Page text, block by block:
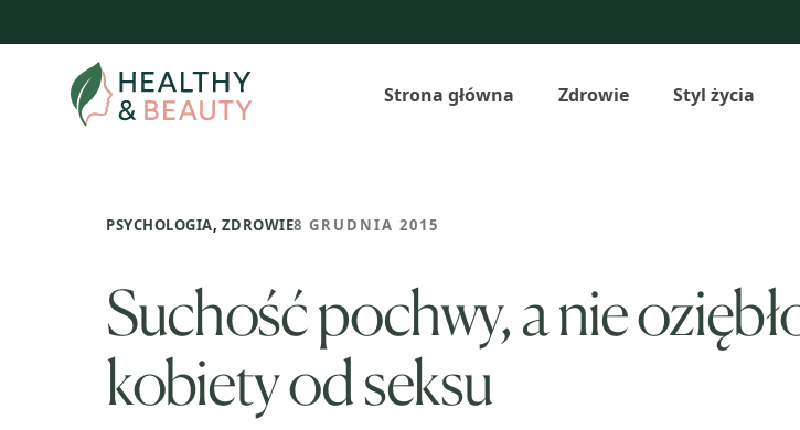
do
Strona główna Zdrowie Styl życia
PSYCHOLOGIA, ZDROWIE8 GRUDNIA 2015
Suchość pochwy, a nie
kobiety od seksu